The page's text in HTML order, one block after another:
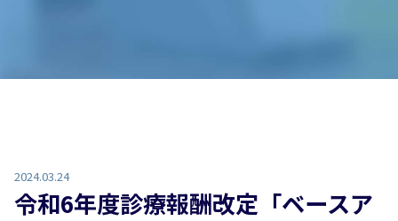
2024.03.24
令和6年度診療報酬改定「ベースア